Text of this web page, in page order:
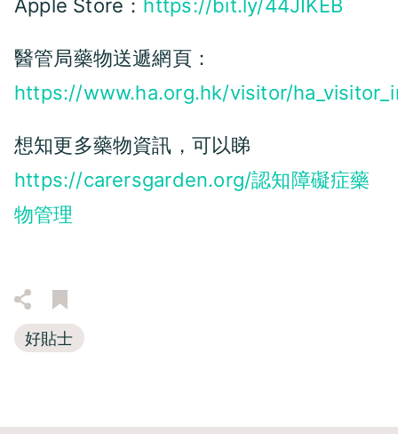
Apple Store： https://bit.ly/44JIKEB
醫管局藥物送遞網頁：
https://www.ha.org.hk/visitor/
想知更多藥物資訊，可以睇
https://carersgarden.org/認知障礙症藥
物管理
好貼士